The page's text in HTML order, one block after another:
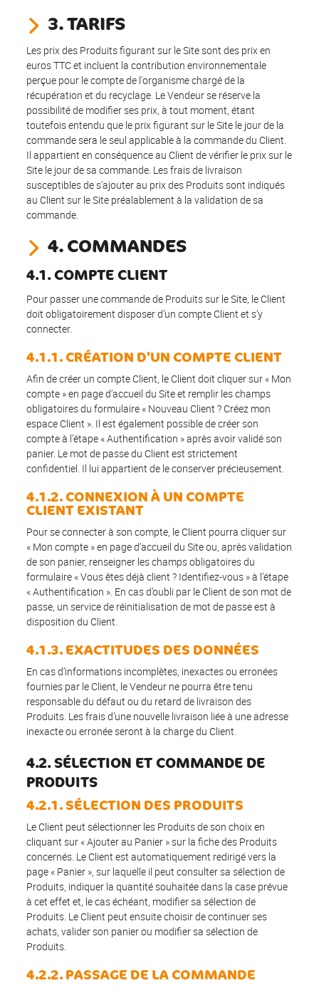
3. TARIFS
Les prix des Produits figurant sur le Site sont des prix en
euros TTC et incluent la contribution environnementale
perçue pour le compte de l'organisme chargé de la
récupération et du recyclage. Le Vendeur se réserve la
possibilité de modifier ses prix, à tout moment, étant
toutefois entendu que le prix figurant sur le Site le jour de la
commande sera le seul applicable à la commande du Client.
Il appartient en conséquence au Client de vérifier le prix sur le
Site le jour de sa commande. Les frais de livraison
susceptibles de s’ajouter au prix des Produits sont indiqués
au Client sur le Site préalablement à la validation de sa
commande.
4. COMMANDES
4.1. COMPTE CLIENT
Pour passer une commande de Produits sur le Site, le Client
doit obligatoirement disposer d’un compte Client et s’y
connecter.
4.1.1. CRÉATION D’UN COMPTE CLIENT
Afin de créer un compte Client, le Client doit cliquer sur « Mon
compte » en page d’accueil du Site et remplir les champs
obligatoires du formulaire « Nouveau Client ? Créez mon
espace Client ». Il est également possible de créer son
compte à l’étape « Authentification » après avoir validé son
panier. Le mot de passe du Client est strictement
confidentiel. Il lui appartient de le conserver précieusement.
4.1.2. CONNEXION À UN COMPTE
CLIENT EXISTANT
Pour se connecter à son compte, le Client pourra cliquer sur
« Mon compte » en page d’accueil du Site ou, après validation
de son panier, renseigner les champs obligatoires du
formulaire « Vous êtes déjà client ? Identifiez-vous » à l’étape
« Authentification ». En cas d’oubli par le Client de son mot de
passe, un service de réinitialisation de mot de passe est à
disposition du Client.
4.1.3. EXACTITUDES DES DONNÉES
En cas d’informations incomplètes, inexactes ou erronées
fournies par le Client, le Vendeur ne pourra être tenu
responsable du défaut ou du retard de livraison des
Produits. Les frais d’une nouvelle livraison liée à une adresse
inexacte ou erronée seront à la charge du Client.
4.2. SÉLECTION ET COMMANDE DE
PRODUITS
4.2.1. SÉLECTION DES PRODUITS
Le Client peut sélectionner les Produits de son choix en
cliquant sur « Ajouter au Panier » sur la fiche des Produits
concernés. Le Client est automatiquement redirigé vers la
page « Panier », sur laquelle il peut consulter sa sélection de
Produits, indiquer la quantité souhaitée dans la case prévue
à cet effet et, le cas échéant, modifier sa sélection de
Produits. Le Client peut ensuite choisir de continuer ses
achats, valider son panier ou modifier sa sélection de
Produits.
4.2.2. PASSAGE DE LA COMMANDE